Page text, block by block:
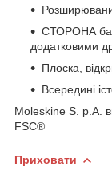
СТОРОНА
додатковими
Плоска,
Всередині
Moleskine S. p.A.
FSC®
Приховати